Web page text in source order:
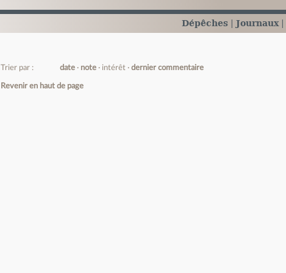
Dépêches Journaux
Trier par : date note intérêt dernier commentaire
Revenir en haut de page